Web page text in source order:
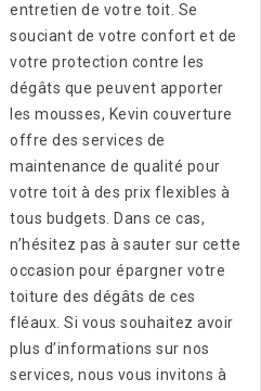
entretien de votre toit. Se
souciant de votre confort et de
votre protection contre les
dégâts que peuvent apporter
les mousses, Kevin couverture
offre des services de
maintenance de qualité pour
votre toit à des prix flexibles à
tous budgets. Dans ce cas,
n’hésitez pas à sauter sur cette
occasion pour épargner votre
toiture des dégâts de ces
fléaux. Si vous souhaitez avoir
plus d’informations sur nos
services, nous vous invitons à